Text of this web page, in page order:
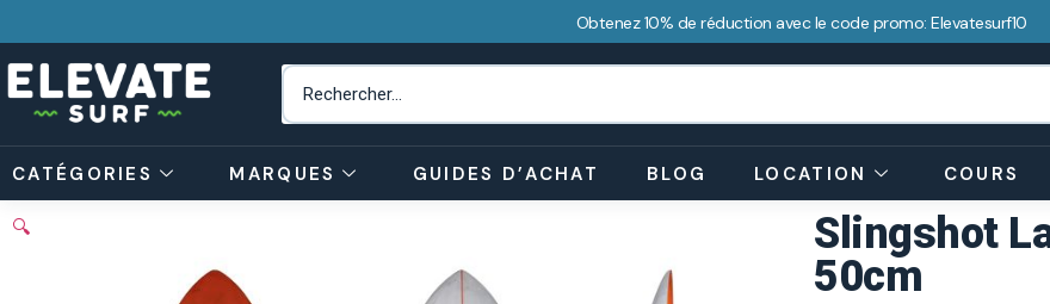
Obtenez 10% de réduction avec le code promo: Elevatesurf10
CATÉGORIES MARQUES GUIDES D’ACHAT BLOG LOCATION COURS
🔍
Slingshot
50cm